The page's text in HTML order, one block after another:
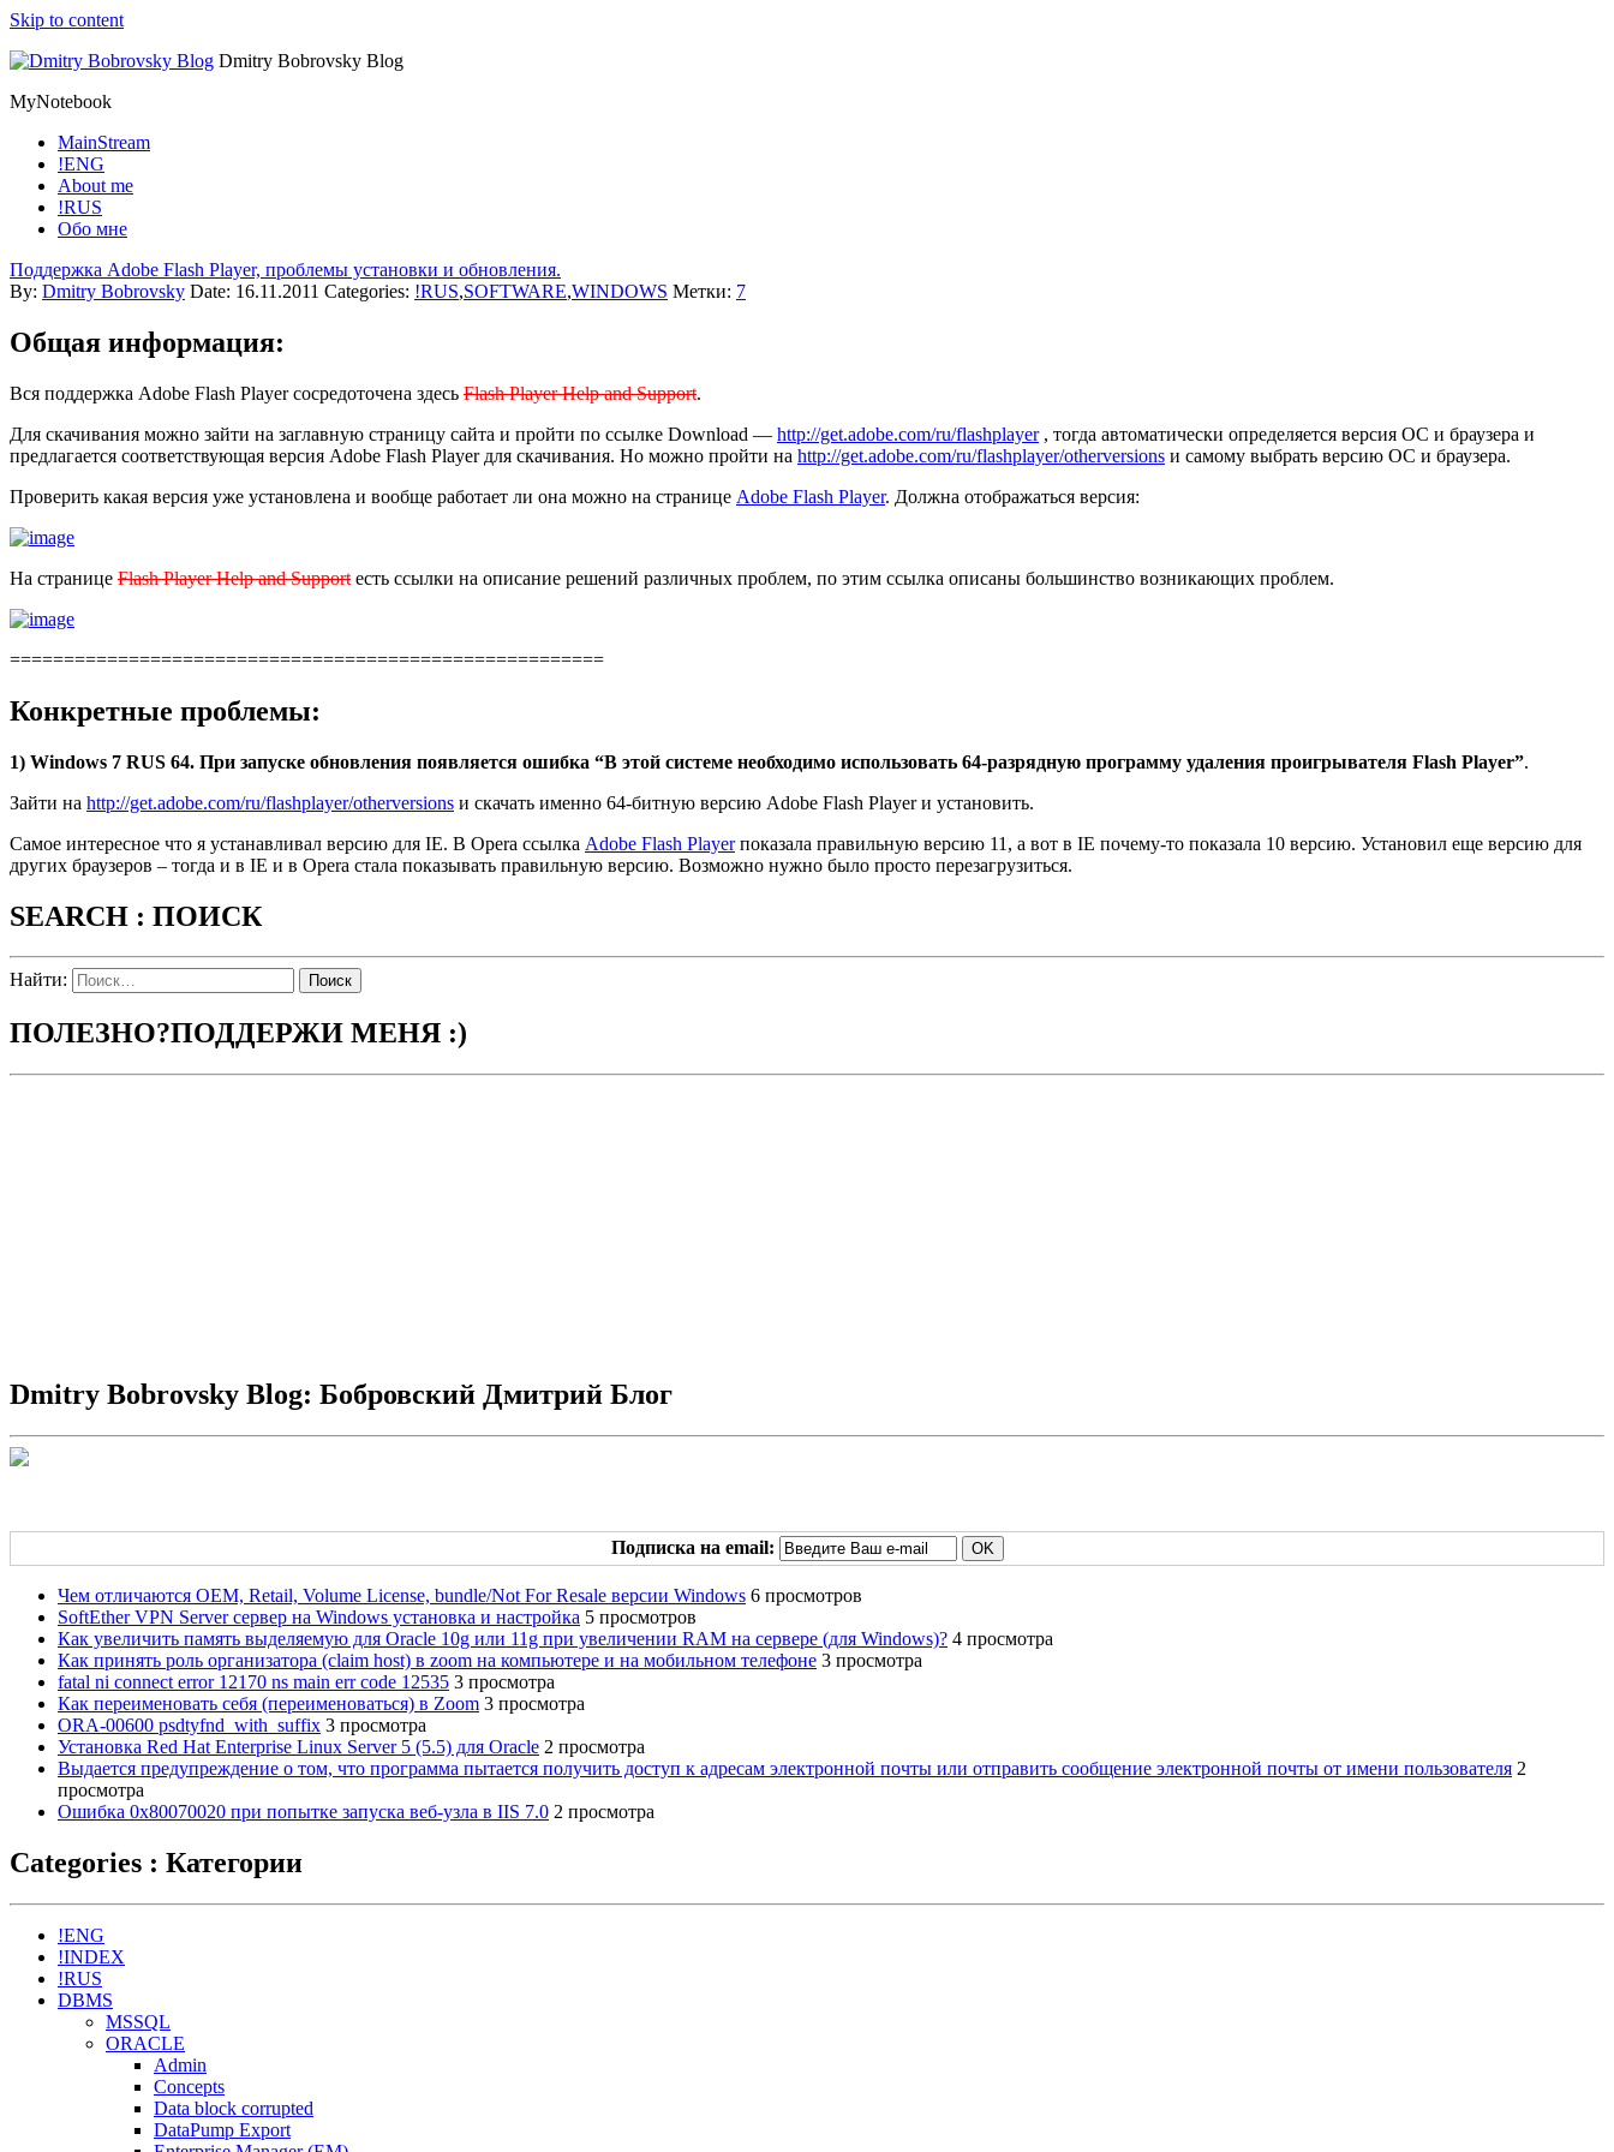
Skip to content
Dmitry Bobrovsky Blog
MyNotebook
MainStream
!ENG
About me
!RUS
Обо мне
Поддержка Adobe Flash Player, проблемы установки и обновления.
By: Dmitry Bobrovsky Date: 16.11.2011 Categories: !RUS,SOFTWARE,WINDOWS Метки: 7
Общая информация:
Вся поддержка Adobe Flash Player сосредоточена здесь Flash Player Help and Support.
Для скачивания можно зайти на заглавную страницу сайта и пройти по ссылке Download — http://get.adobe.com/ru/flashplayer, тогда автоматически определяется версия ОС и браузера и
предлагается соответствующая версия Adobe Flash Player для скачивания. Но можно пройти на http://get.adobe.com/ru/flashplayer/otherversions и самому выбрать версию ОС и браузера.
Проверить какая версия уже установлена и вообще работает ли она можно на странице Adobe Flash Player. Должна отображаться версия:
На странице Flash Player Help and Support есть ссылки на описание решений различных проблем, по этим ссылка описаны большинство возникающих проблем.
=======================================================
Конкретные проблемы:
1) Windows 7 RUS 64. При запуске обновления появляется ошибка “В этой системе необходимо использовать 64-разрядную программу удаления проигрывателя Flash Player”.
Зайти на http://get.adobe.com/ru/flashplayer/otherversions и скачать именно 64-битную версию Adobe Flash Player и установить.
Самое интересное что я устанавливал версию для IE. В Opera ссылка Adobe Flash Playerпоказала правильную версию 11, а вот в IE почему-то показала 10 версию. Установил еще версию для
других браузеров – тогда и в IE и в Opera стала показывать правильную версию. Возможно нужно было просто перезагрузиться.
SEARCH : ПОИСК
Найти:
ПОЛЕЗНО?ПОДДЕРЖИ МЕНЯ :)
Dmitry Bobrovsky Blog: Бобровский Дмитрий Блог
Подписка на email:
Чем отличаются OEM, Retail, Volume License, bundle/Not For Resale версии Windows 6 просмотров
SoftEther VPN Server сервер на Windows установка и настройка 5 просмотров
Как увеличить память выделяемую для Oracle 10g или 11g при увеличении RAM на сервере (для Windows)? 4 просмотра
Как принять роль организатора (сlaim host) в zoom на компьютере и на мобильном телефоне 3 просмотра
fatal ni connect error 12170 ns main err code 12535 3 просмотра
Как переименовать себя (переименоваться) в Zoom 3 просмотра
ORA-00600 psdtyfnd_with_suffix 3 просмотра
Установка Red Hat Enterprise Linux Server 5 (5.5) для Oracle 2 просмотра
Выдается предупреждение о том, что программа пытается получить доступ к адресам электронной почты или отправить сообщение электронной почты от имени пользователя 2
просмотра
Ошибка 0x80070020 при попытке запуска веб-узла в IIS 7.0 2 просмотра
Categories : Категории
!ENG
!INDEX
!RUS
DBMS
MSSQL
ORACLE
Admin
Concepts
Data block corrupted
DataPump Export